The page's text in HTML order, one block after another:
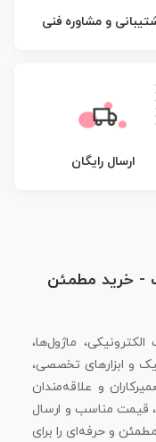
و مشاوره فنی
ارسال رایگان
- خرید مطمئن
ماژول‌ها،
و ابزارهای تخصصی،
و علاقه‌مندان
قیمت مناسب و ارسال
و حرفه‌ای را برای